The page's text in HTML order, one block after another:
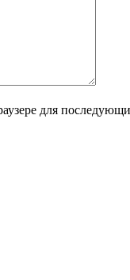
для